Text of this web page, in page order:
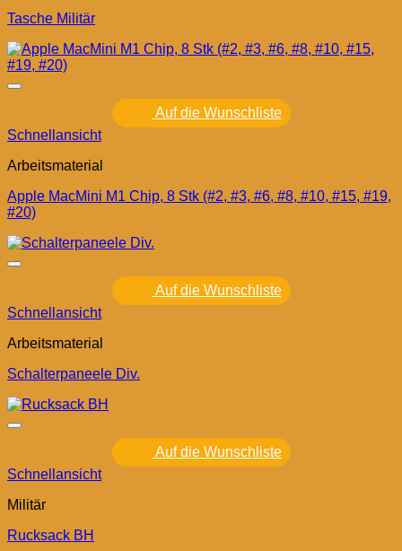
Tasche Militär
Auf die Wunschliste
Schnellansicht
Arbeitsmaterial
Apple MacMini M1 Chip, 8 Stk (#2, #3, #6, #8, #10, #15, #19,
#20)
Auf die Wunschliste
Schnellansicht
Arbeitsmaterial
Schalterpaneele Div.
Auf die Wunschliste
Schnellansicht
Militär
Rucksack BH